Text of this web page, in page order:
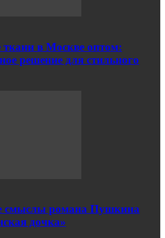
ткани в Москве оптом:
решение для стильного
смыслы романа Пушкина
дочка»